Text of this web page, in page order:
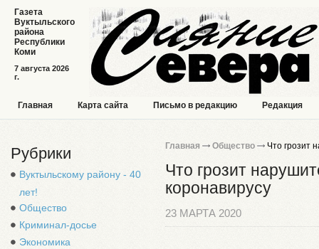
7 августа 2026
г.
Газета
Вуктыльского
района
Республики
Коми
Главная Карта сайта Письмо в редакцию Редакция
Рубрики
Вуктыльскому району - 40
лет!
Общество
Криминал-досье
Экономика
Главная Общество Что грозит
Что грозит
коронавирусу
23 МАРТА 2020